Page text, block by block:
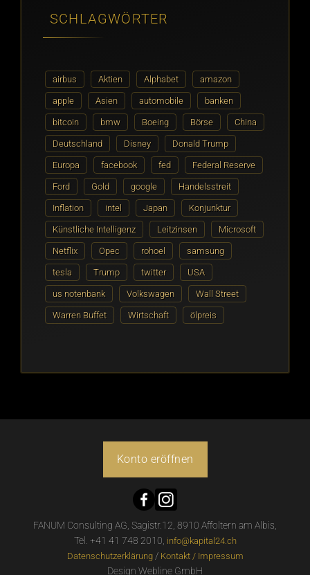
SCHLAGWÖRTER
airbus Aktien Alphabet amazon
apple Asien automobile banken
bitcoin bmw Boeing Börse China
Deutschland Disney Donald Trump
Europa facebook fed Federal Reserve
Ford Gold google Handelsstreit
Inflation intel Japan Konjunktur
Künstliche Intelligenz Leitzinsen Microsoft
Netflix Opec rohoel samsung
tesla Trump twitter USA
us notenbank Volkswagen Wall Street
Warren Buffet Wirtschaft ölpreis
Konto eröffnen
FANUM Consulting AG, Sagistr.12, 8910 Affoltern am Albis,
Tel. +41 41 748 2010, info@kapital24.ch
Datenschutzerklärung/ Kontakt / Impressum
Design Webline GmbH